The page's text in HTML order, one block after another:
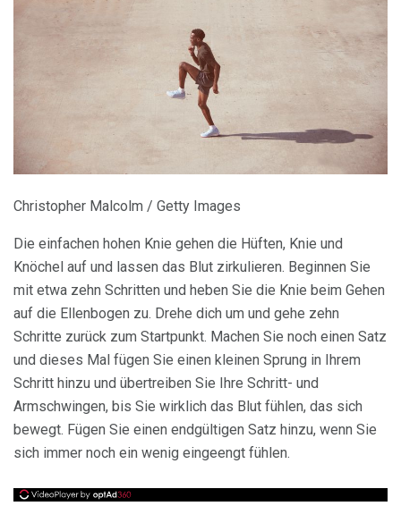
Christopher Malcolm / Getty Images
Die einfachen hohen Knie gehen die Hüften, Knie und
Knöchel auf und lassen das Blut zirkulieren. Beginnen Sie
mit etwa zehn Schritten und heben Sie die Knie beim Gehen
auf die Ellenbogen zu. Drehe dich um und gehe zehn
Schritte zurück zum Startpunkt. Machen Sie noch einen Satz
und dieses Mal fügen Sie einen kleinen Sprung in Ihrem
Schritt hinzu und übertreiben Sie Ihre Schritt- und
Armschwingen, bis Sie wirklich das Blut fühlen, das sich
bewegt. Fügen Sie einen endgültigen Satz hinzu, wenn Sie
sich immer noch ein wenig eingeengt fühlen.